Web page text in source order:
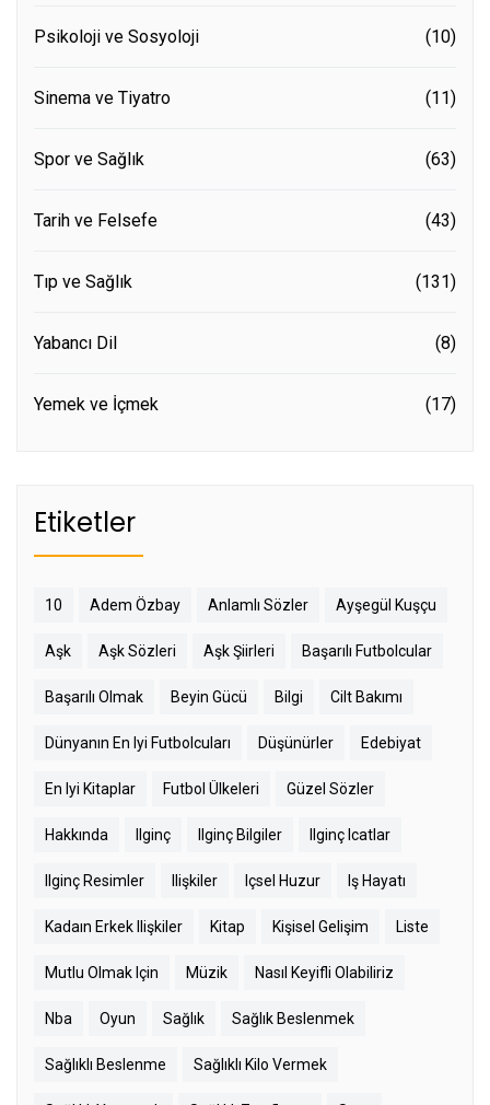
Psikoloji ve Sosyoloji (10)
Sinema ve Tiyatro (11)
Spor ve Sağlık (63)
Tarih ve Felsefe (43)
Tıp ve Sağlık (131)
Yabancı Dil (8)
Yemek ve İçmek (17)
Etiketler
10 Adem Özbay Anlamlı Sözler Ayşegül Kuşçu
Aşk Aşk Sözleri Aşk Şiirleri Başarılı Futbolcular
Başarılı Olmak Beyin Gücü Bilgi Cilt Bakımı
Dünyanın En Iyi Futbolcuları Düşünürler Edebiyat
En Iyi Kitaplar Futbol Ülkeleri Güzel Sözler
Hakkında Ilginç Ilginç Bilgiler Ilginç Icatlar
Ilginç Resimler Ilişkiler Içsel Huzur Iş Hayatı
Kadaın Erkek Ilişkiler Kitap Kişisel Gelişim Liste
Mutlu Olmak Için Müzik Nasıl Keyifli Olabiliriz
Nba Oyun Sağlık Sağlık Beslenmek
Sağlıklı Beslenme Sağlıklı Kilo Vermek